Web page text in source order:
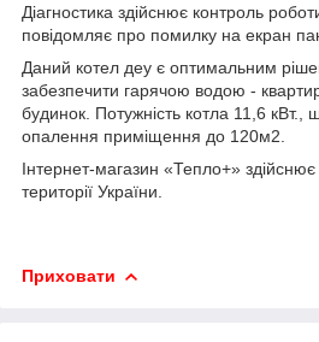
Діагностика здійснює контроль
повідомляє про помилку на екран
Даний котел деу є оптимальним
забезпечити гарячою водою -
будинок. Потужність котла 11,6 кВт.,
опалення приміщення до 120м2.
Інтернет-магазин «Тепло+»
території України.
Приховати